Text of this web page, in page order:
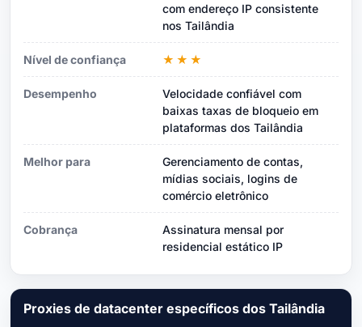
com endereço IP consistente
nos Tailândia
Nível de confiança ★★★
Desempenho
Velocidade confiável com
baixas taxas de bloqueio em
plataformas dos Tailândia
Melhor para
Gerenciamento de contas,
mídias sociais, logins de
comércio eletrônico
Cobrança
Assinatura mensal por
residencial estático IP
Proxies de datacenter específicos dos Tailândia